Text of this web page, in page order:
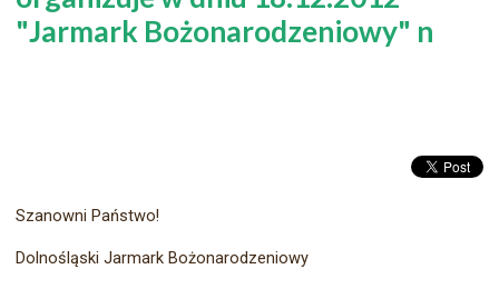
"Jarmark Bożonarodzeniowy" n
Szanowni Państwo!
Dolnośląski Jarmark Bożonarodzeniowy